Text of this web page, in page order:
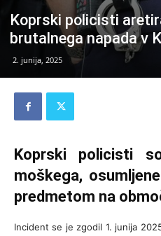
Koprski policisti
brutalnega napada v
2. junija, 2025
Koprski policisti
moškega,
predmetom na
Incident se je zgodil 1. junija